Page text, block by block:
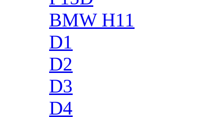
BMW H11
D1
D2
D3
D4